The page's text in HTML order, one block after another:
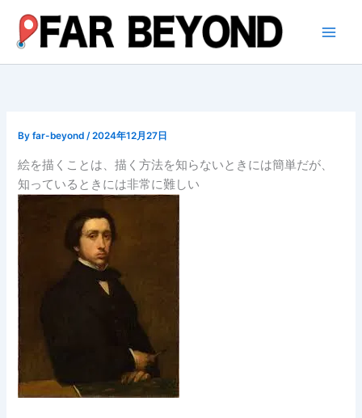
ス
Byfar-beyond/2024年12月27日
絵を描くことは、描く方法を知らないときには簡単だが、
知っているときには非常に難しい